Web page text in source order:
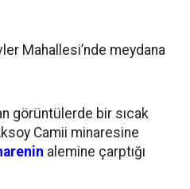
Mahallesi’nde meydana
görüntülerde bir sıcak
Camii minaresine
alemine çarptığı